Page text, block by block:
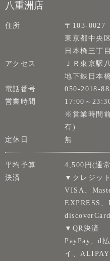
八重洲店
住所
〒103-0027
東京都中央
日本橋三丁
アクセス
ＪＲ東京駅
地下鉄日本
電話番号
050-2018-
営業時間
17:00～
※営業時間
有)
定休日
無
平均予算
4,500円(通
決済
▼クレジッ
VISA、
EXPRESS
discoverCard
▼QR決済
PayPay、d
イ、ALIPAY